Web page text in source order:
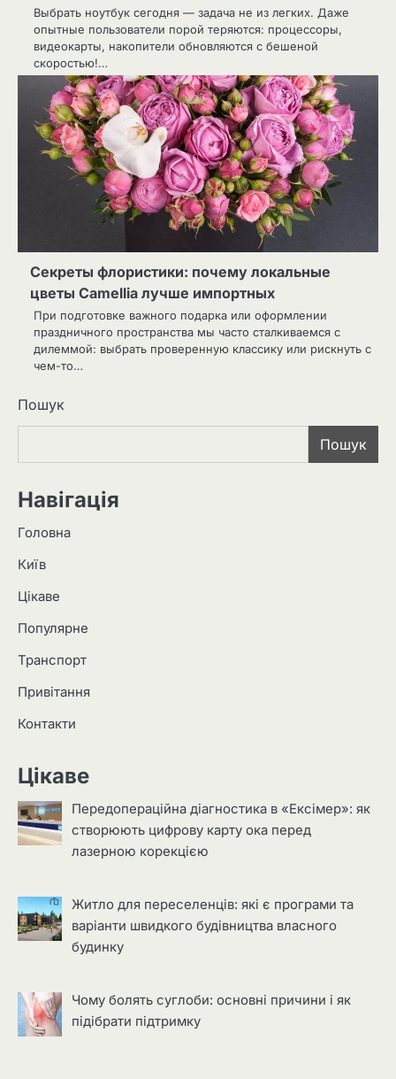
Выбрать ноутбук сегодня — задача не из легких. Даже
опытные пользователи порой теряются: процессоры,
видеокарты, накопители обновляются с бешеной
скоростью!…
Секреты флористики: почему локальные
цветы Camellia лучше импортных
При подготовке важного подарка или оформлении
праздничного пространства мы часто сталкиваемся с
дилеммой: выбрать проверенную классику или рискнуть с
чем-то…
Пошук
Пошук
Навігація
Головна
Київ
Цікаве
Популярне
Транспорт
Привітання
Контакти
Цікаве
Передопераційна діагностика в «Ексімер»: як
створюють цифрову карту ока перед
лазерною корекцією
Житло для переселенців: які є програми та
варіанти швидкого будівництва власного
будинку
Чому болять суглоби: основні причини і як
підібрати підтримку